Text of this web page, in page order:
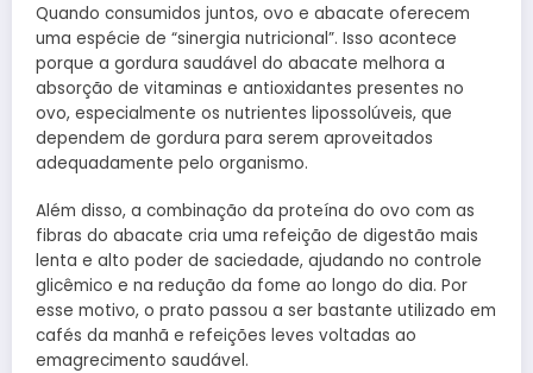
Quando consumidos juntos, ovo e abacate oferecem
uma espécie de “sinergia nutricional”. Isso acontece
porque a gordura saudável do abacate melhora a
absorção de vitaminas e antioxidantes presentes no
ovo, especialmente os nutrientes lipossolúveis, que
dependem de gordura para serem aproveitados
adequadamente pelo organismo.
Além disso, a combinação da proteína do ovo com as
fibras do abacate cria uma refeição de digestão mais
lenta e alto poder de saciedade, ajudando no controle
glicêmico e na redução da fome ao longo do dia. Por
esse motivo, o prato passou a ser bastante utilizado em
cafés da manhã e refeições leves voltadas ao
emagrecimento saudável.